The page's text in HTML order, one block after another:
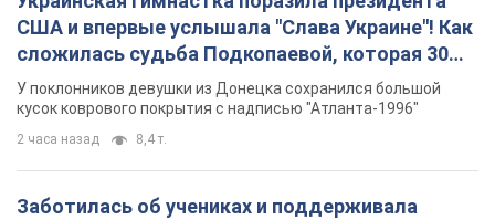
США и впервые услышала "Слава Украине"! Как
сложилась судьба Подкопаевой, которая 30
лет назад завоевала "золото" Олимпиады
У поклонников девушки из Донецка сохранился большой
кусок коврового покрытия с надписью "Атланта-1996"
2 часа назад 8,4 т.
Заботилась об учениках и поддерживала